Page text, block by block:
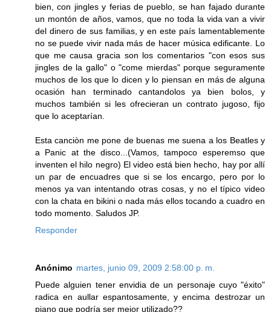
bien, con jingles y ferias de pueblo, se han fajado durante
un montón de años, vamos, que no toda la vida van a vivir
del dinero de sus familias, y en este país lamentablemente
no se puede vivir nada más de hacer música edificante. Lo
que me causa gracia son los comentarios "con esos sus
jingles de la gallo" o "come mierdas" porque seguramente
muchos de los que lo dicen y lo piensan en más de alguna
ocasión han terminado cantandolos ya bien bolos, y
muchos también si les ofrecieran un contrato jugoso, fijo
que lo aceptarían.
Esta canciòn me pone de buenas me suena a los Beatles y
a Panic at the disco...(Vamos, tampoco esperemso que
inventen el hilo negro) El video está bien hecho, hay por allí
un par de encuadres que si se los encargo, pero por lo
menos ya van intentando otras cosas, y no el típico video
con la chata en bikini o nada más ellos tocando a cuadro en
todo momento. Saludos JP.
Responder
Anónimo martes, junio 09, 2009 2:58:00 p. m.
Puede alguien tener envidia de un personaje cuyo "éxito"
radica en aullar espantosamente, y encima destrozar un
piano que podría ser mejor utilizado??